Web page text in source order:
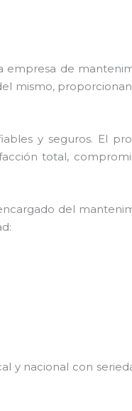
empresa de
mismo,
y seguros. El
total,
del
y nacional con